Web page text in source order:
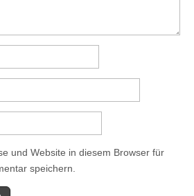
und Website in diesem Browser für
speichern.